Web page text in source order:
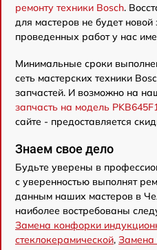
ремонту техники Bosch.
для мастеров не будет
проведенных работ у нас
Минимальные сроки
сеть мастерских техники
запчастей. И возможно на
запчасть на модель
сайте - предоставляется
Знаем свое дело
Будьте уверены в
с уверенностью выполнят
данным наших мастеров в
наиболее востребованы
Замена конфорки
стеклокерамической, Замена